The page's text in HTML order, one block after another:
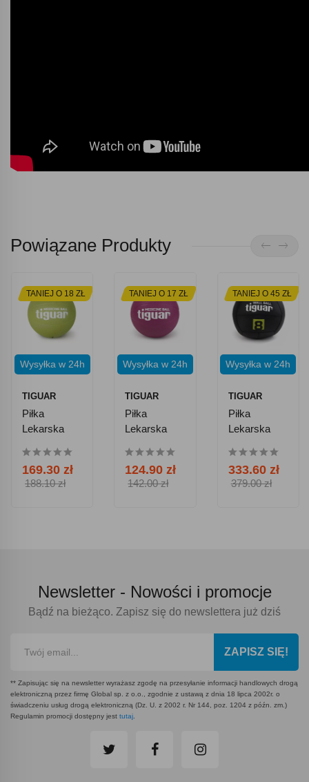
Powiązane Produkty
TANIEJ O 18 ZŁ
Wysyłka w 24h
TIGUAR
Piłka
Lekarska
169.30 zł
188.10 zł
TANIEJ O 17 ZŁ
Wysyłka w 24h
TIGUAR
Piłka
Lekarska
124.90 zł
142.00 zł
TANIEJ O 45 ZŁ
Wysyłka w 24h
TIGUAR
Piłka
Lekarska
Tiguar 8 Kg
333.60 zł
379.00 zł
Newsletter - Nowości i promocje
Bądź na bieżąco. Zapisz się do newslettera już dziś
ZAPISZ SIĘ!
** Zapisując się na newsletter wyrażasz zgodę na przesyłanie informacji handlowych drogą
elektroniczną przez firmę Global sp. z o.o., zgodnie z ustawą z dnia 18 lipca 2002r. o
świadczeniu usług drogą elektroniczną (Dz. U. z 2002 r. Nr 144, poz. 1204 z późn. zm.)
Regulamin promocji dostępny jest tutaj